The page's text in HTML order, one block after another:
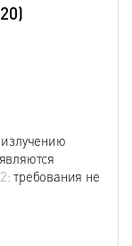
излучению
требования не